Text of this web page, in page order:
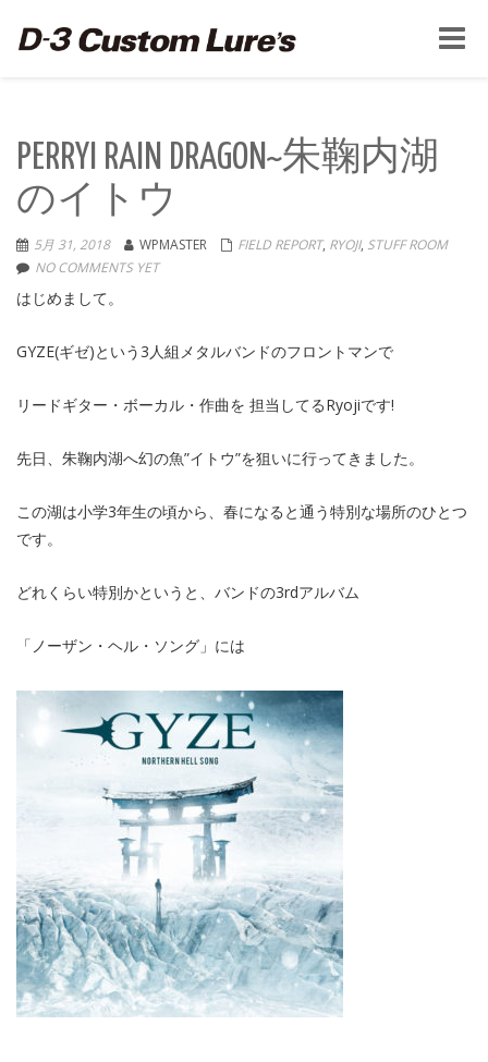
Toggle
PERRYI RAIN DRAGON~朱鞠内湖
のイトウ
5月 31, 2018 WPMASTER FIELD REPORT, RYOJI, STUFF ROOM
NO COMMENTS YET
はじめまして。
GYZE(ギゼ)という3人組メタルバンドのフロントマンで
リードギター・ボーカル・作曲を 担当してるRyojiです!
先日、朱鞠内湖へ幻の魚”イトウ”を狙いに行ってきました。
この湖は小学3年生の頃から、春になると通う特別な場所のひとつ
です。
どれくらい特別かというと、バンドの3rdアルバム
「ノーザン・ヘル・ソング」には